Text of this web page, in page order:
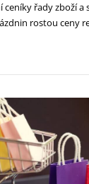
ceníky řady zboží a
rostou ceny